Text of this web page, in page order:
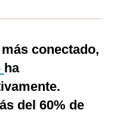
conectado,
ha
del 60% de